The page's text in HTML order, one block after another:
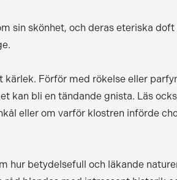
sin skönhet, och deras eteriska doft
Förför med rökelse eller
kan bli en tändande gnista. Läs
eller om varför klostren införde
hur betydelsefull och läkande